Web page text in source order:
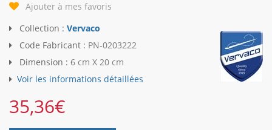
Ajouter à mes favoris
Collection : Vervaco
Code Fabricant : PN-0203222
Dimension : 6 cm X 20 cm
Voir les informations détaillées
35,36€